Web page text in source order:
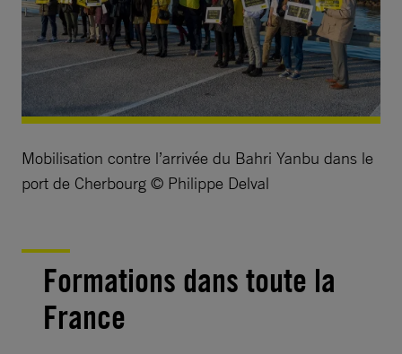
Mobilisation contre l’arrivée du Bahri Yanbu dans le
port de Cherbourg © Philippe Delval
Formations dans toute la
France